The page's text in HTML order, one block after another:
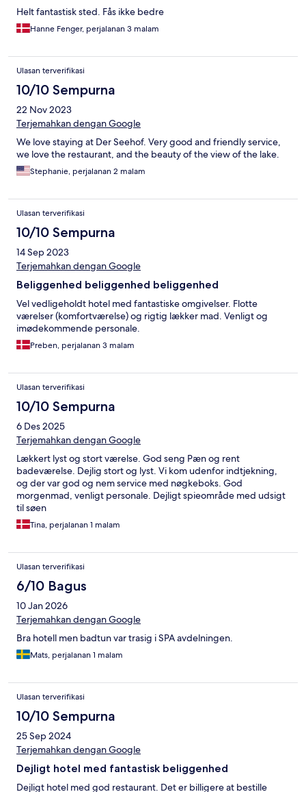
Helt fantastisk sted. Fås ikke bedre
Hanne Fenger, perjalanan 3 malam
Ulasan terverifikasi
10/10 Sempurna
22 Nov 2023
Terjemahkan dengan Google
We love staying at Der Seehof. Very good and friendly service,
we love the restaurant, and the beauty of the view of the lake.
Stephanie, perjalanan 2 malam
Ulasan terverifikasi
10/10 Sempurna
14 Sep 2023
Terjemahkan dengan Google
Beliggenhed beliggenhed beliggenhed
Vel vedligeholdt hotel med fantastiske omgivelser. Flotte
værelser (komfortværelse) og rigtig lækker mad. Venligt og
imødekommende personale.
Preben, perjalanan 3 malam
Ulasan terverifikasi
10/10 Sempurna
6 Des 2025
Terjemahkan dengan Google
Lækkert lyst og stort værelse. God seng Pæn og rent
badeværelse. Dejlig stort og lyst. Vi kom udenfor indtjekning,
og der var god og nem service med nøgkeboks. God
morgenmad, venligt personale. Dejligt spieområde med udsigt
til søen
Tina, perjalanan 1 malam
Ulasan terverifikasi
6/10 Bagus
10 Jan 2026
Terjemahkan dengan Google
Bra hotell men badtun var trasig i SPA avdelningen.
Mats, perjalanan 1 malam
Ulasan terverifikasi
10/10 Sempurna
25 Sep 2024
Terjemahkan dengan Google
Dejligt hotel med fantastisk beliggenhed
Dejligt hotel med god restaurant. Det er billigere at bestille